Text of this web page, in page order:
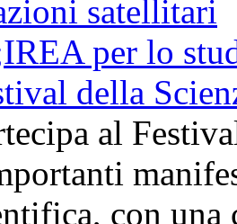
al
con